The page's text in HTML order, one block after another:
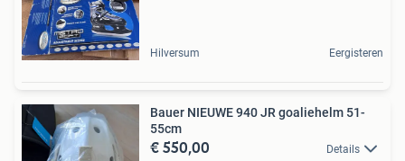
Hilversum Eergisteren
Bauer NIEUWE 940 JR goaliehelm 51-
55cm
€ 550,00 Details